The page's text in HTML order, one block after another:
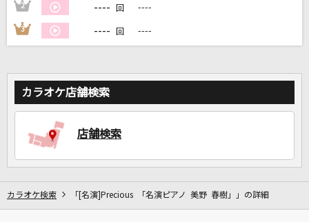
家族や友達と一緒に！練習にも！
2 ---- 回 ----
3 ---- 回 ----
カラオケ店舗検索
店舗検索
カラオケ検索 「[名演]Precious 「名演ピアノ 美野 春樹」」の詳細